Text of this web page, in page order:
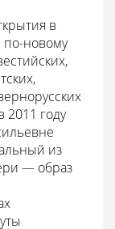
в
по-новому
2011 году
из
— образ